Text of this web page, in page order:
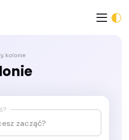
kolonie